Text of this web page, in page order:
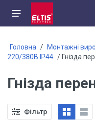
Головна / Монтажні
220/380В IP44 / Гнізда
Гнізда
Фільтр